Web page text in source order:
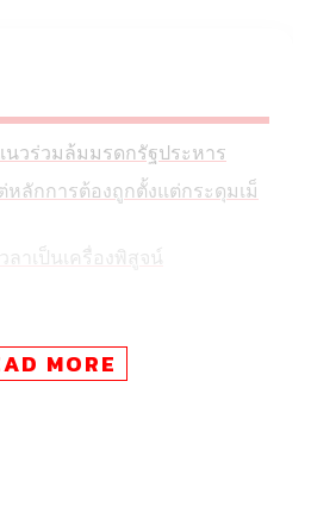
นวร่วมล้มมรดกรัฐประหาร
ลักการต้องถูกตั้งแต่กระดุมเม็
าเป็นเครื่องพิสูจน์
สิมันต์ โรม สส. แบบบัญชีรายชื่อ
MORE